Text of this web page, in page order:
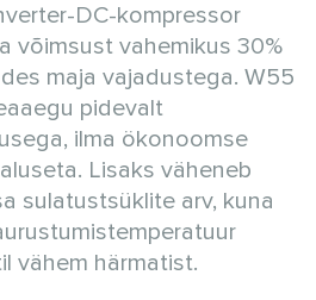
DC-kompressor
võimsust vahemikus 30%
maja vajadustega. W55
pidevalt
ilma ökonoomse
Lisaks väheneb
sulatustsüklite arv, kuna
vähem härmatist.